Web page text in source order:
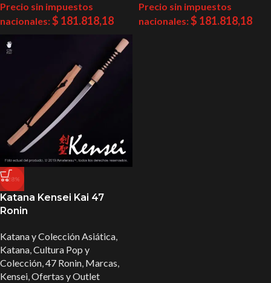
Precio sin impuestos
nacionales:$ 181.818,18
Precio sin impuestos
nacionales:$ 181.818,18
-28%
Katana Kensei Kai 47
Ronin
Katana y Colección Asiática,
Katana,Cultura Pop y
Colección,47 Ronin, Marcas,
Kensei,Ofertas y Outlet